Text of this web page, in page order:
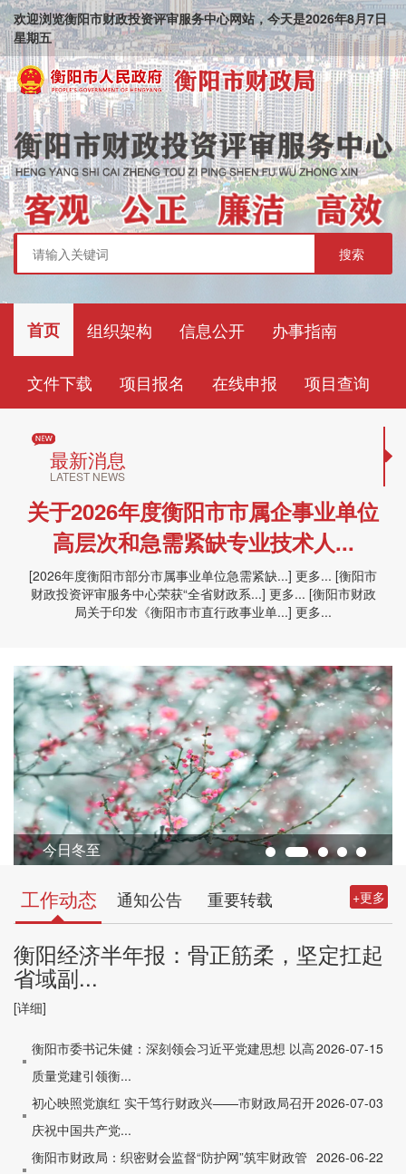
欢迎浏览衡阳市财政投资评审服务中心网站，今天是2026年8月7日
星期五
首页 组织架构 信息公开 办事指南
文件下载 项目报名 在线申报 项目查询
最新消息
LATEST NEWS
关于2026年度衡阳市市属企事业单位
高层次和急需紧缺专业技术人...
[2026年度衡阳市部分市属事业单位急需紧缺...] 更多... [衡阳市
财政投资评审服务中心荣获“全省财政系...] 更多... [衡阳市财政
局关于印发《衡阳市市直行政事业单...] 更多...
今日冬至
工作动态 通知公告 重要转载 +更多
衡阳经济半年报：骨正筋柔，坚定扛起
省域副...
[详细]
2026-07-15
衡阳市委书记朱健：深刻领会习近平党建思想 以高
质量党建引领衡...
2026-07-03
初心映照党旗红 实干笃行财政兴——市财政局召开
庆祝中国共产党...
2026-06-22
衡阳市财政局：织密财会监督“防护网”筑牢财政管